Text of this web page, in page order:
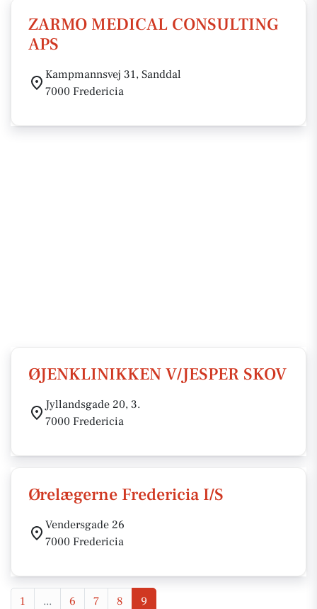
ZARMO MEDICAL CONSULTING
APS
Kampmannsvej 31, Sanddal
7000 Fredericia
ØJENKLINIKKEN V/JESPER SKOV
Jyllandsgade 20, 3.
7000 Fredericia
Ørelægerne Fredericia I/S
Vendersgade 26
7000 Fredericia
1 ... 6 7 8 9